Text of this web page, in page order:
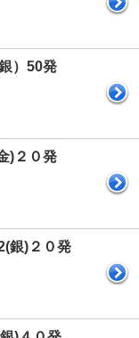
）50発
)２０発
銀)２０発